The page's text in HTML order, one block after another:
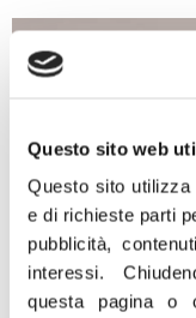
Questo sito web
Questo sito
e di richieste parti
pubblicità,
interessi.
questa pagina o